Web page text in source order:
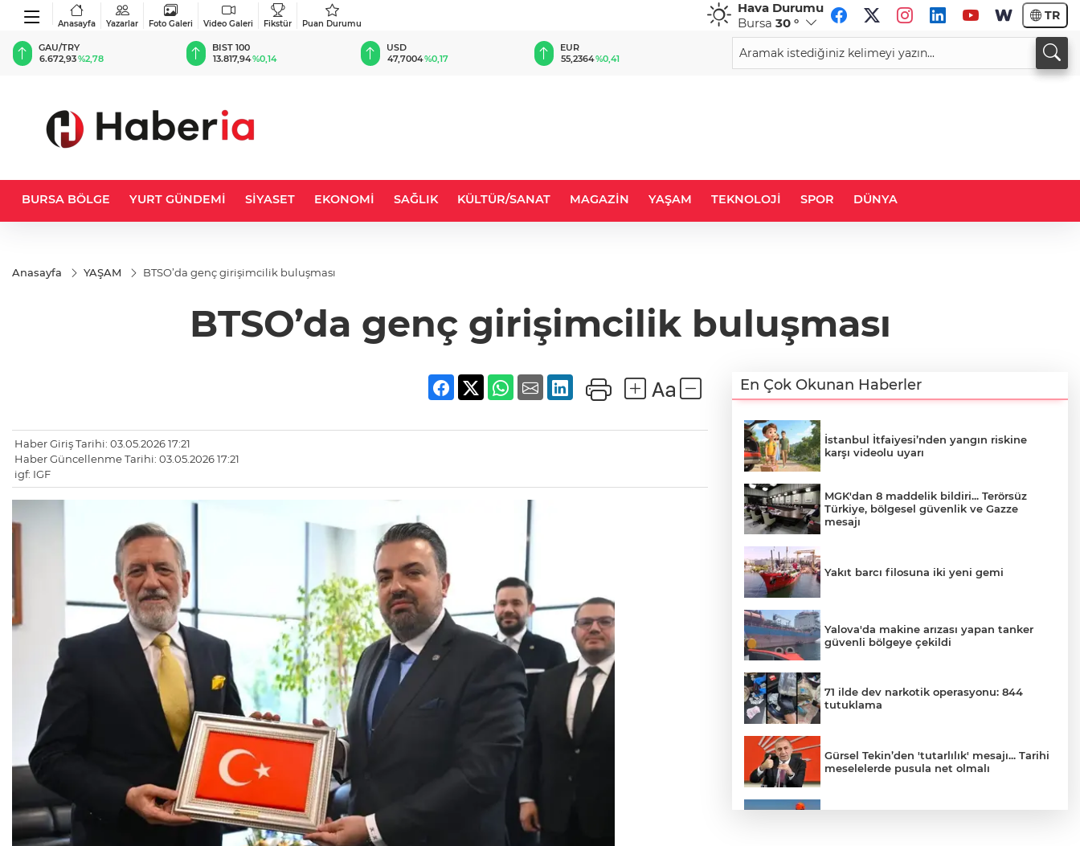
Anasayfa Yazarlar Foto Galeri Video Galeri Fikstür Puan Durumu
Hava Durumu
Bursa 30 ° TR
BIST 100
13.817,94%0,14
USD
47,7004%0,17
EUR
55,2364%0,41
GBP
64,4326%0,42
CHF
59,1010 %0,91
34,1930
BURSA BÖLGE YURT GÜNDEMİ SİYASET EKONOMİ SAĞLIK KÜLTÜR/SANAT MAGAZİN YAŞAM TEKNOLOJİ SPOR DÜNYA
Anasayfa YAŞAM BTSO’da genç girişimcilik buluşması
BTSO’da genç girişimcilik buluşması
Haber Giriş Tarihi: 03.05.2026 17:21
Haber Güncellenme Tarihi: 03.05.2026 17:21
igf: IGF
En Çok Okunan Haberler
İstanbul İtfaiyesi’nden yangın riskine
karşı videolu uyarı
MGK'dan 8 maddelik bildiri... Terörsüz
Türkiye, bölgesel güvenlik ve Gazze
mesajı
Yakıt barcı filosuna iki yeni gemi
Yalova'da makine arızası yapan tanker
güvenli bölgeye çekildi
71 ilde dev narkotik operasyonu: 844
tutuklama
Gürsel Tekin’den 'tutarlılık' mesajı... Tarihi
meselelerde pusula net olmalı